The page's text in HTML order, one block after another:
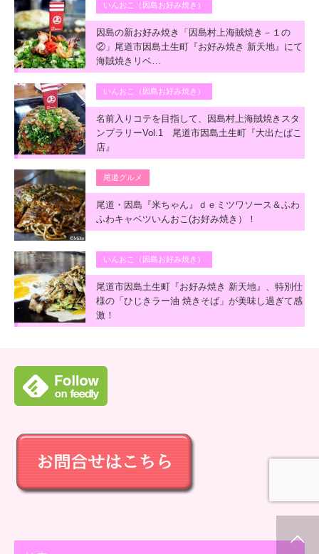
いんおこ（因島お好み焼き）
因島の新お好み焼き「因島村上海賊焼き－１の
②」尾道市因島土生町『お好み焼き 新天地』にて
海賊焼きリベ…
いんおこ（因島お好み焼き）
名前入りコテを目指して、因島村上海賊焼きスタ
ンプラリーVol.1 尾道市因島土生町『大出たばこ
店』
尾道グルメ
尾道・因島『米ちゃん』ｄｅミツワソース＆ふわ
ふわキャベツいんおこ(お好み焼き）！
いんおこ（因島お好み焼き）
尾道市因島土生町『お好み焼き 新天地』、特別仕
様の「ひじきラー油 焼きそば」が美味し過ぎて感
激！
お問合せ